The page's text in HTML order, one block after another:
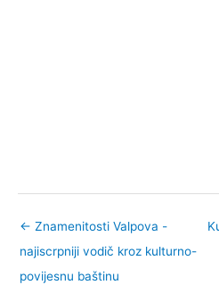
← Znamenitosti Valpova -
najiscrpniji vodič kroz kulturno-
povijesnu baštinu